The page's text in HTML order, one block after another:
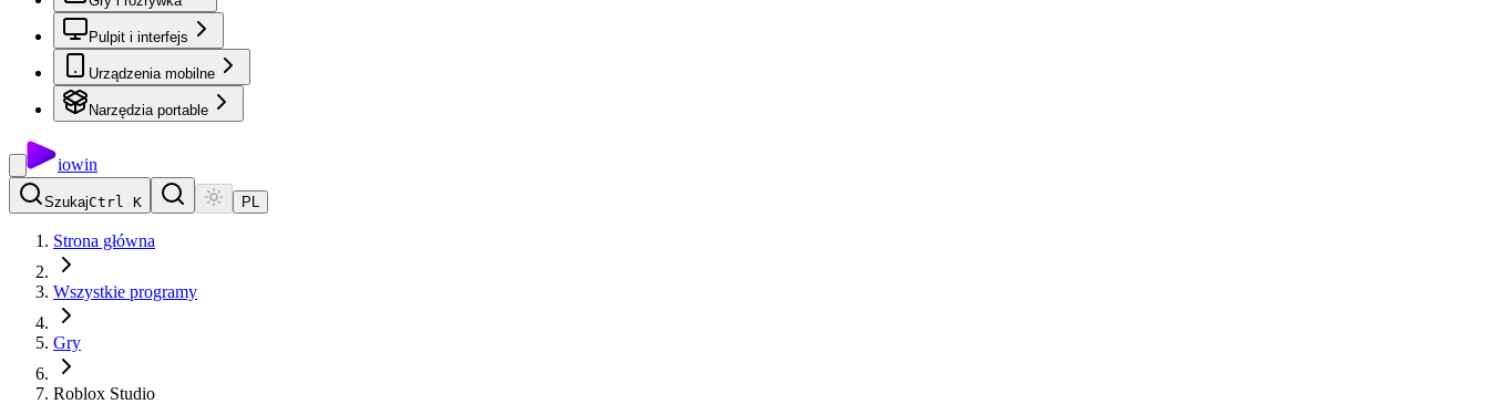
Pulpit i interfejs
Urządzenia mobilne
Narzędzia portable
iowin
SzukajCtrl K PL
Strona główna
Wszystkie programy
Gry
Roblox Studio